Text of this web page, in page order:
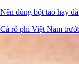
Nên dùng bột tảo hay
Cá rô phi Việt Nam